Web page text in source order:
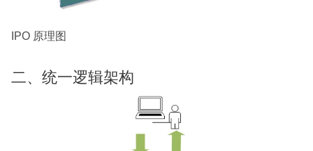
IPO 原理图
二、统一逻辑架构